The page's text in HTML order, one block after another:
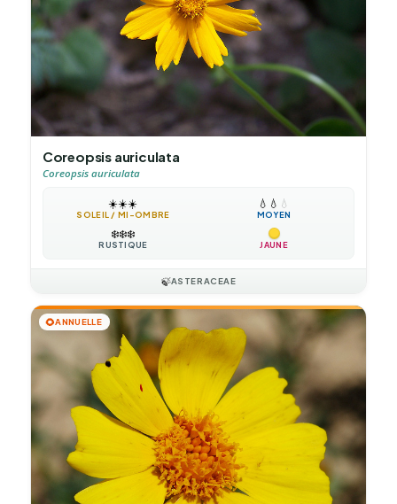
Coreopsis auriculata
Coreopsis auriculata
☀️☀️☀️
SOLEIL / MI-OMBRE
💧 💧 💧
MOYEN
❄️❄️❄️
RUSTIQUE JAUNE
🍃ASTERACEAE
🌻ANNUELLE